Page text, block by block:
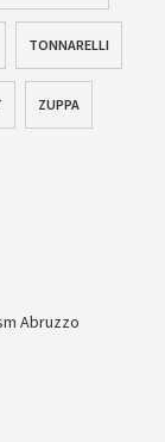
TONNARELLI
ZUPPA
Abruzzo